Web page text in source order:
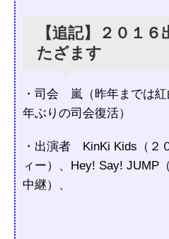
【追記】２０１
たざます
・司会 嵐（昨年までは紅
年ぶりの司会復活）
・出演者 KinKi Kids（２
ィー）、Hey! Say! JUMP
中継）、